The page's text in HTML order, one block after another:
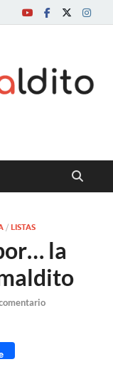
/ LISTAS
la